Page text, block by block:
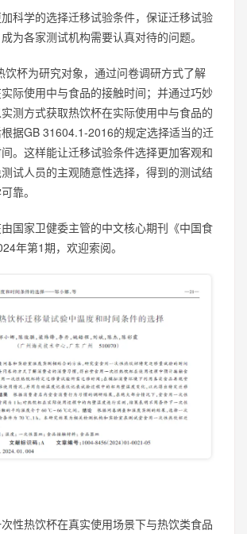
科学的选择迁移试验条件，保证迁移试验
为各家测试机构需要认真对待的问题。
饮杯为研究对象，通过问卷调研方式了解
际使用中与食品的接触时间；并通过巧妙
测方式获取热饮杯在实际使用中与食品的
据GB 31604.1-2016的规定选择适当的迁
。这样能让迁移试验条件选择更加客观和
试人员的主观随意性选择，得到的测试结
靠。
国家卫健委主管的中文核心期刊《中国食
年第1期，欢迎索阅。
性热饮杯在真实使用场景下与热饮类食品